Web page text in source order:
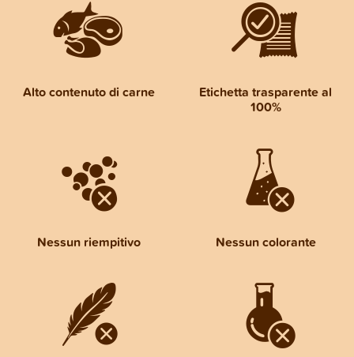
Alto contenuto di carne
Etichetta trasparente al
100%
Nessun riempitivo Nessun colorante